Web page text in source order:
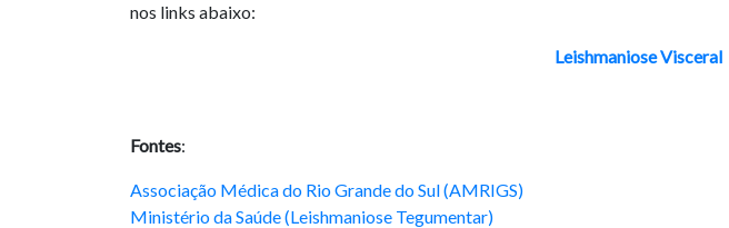
nos links abaixo:
Leishmaniose Visceral
Fontes:
Associação Médica do Rio Grande do Sul (AMRIGS)
Ministério da Saúde (Leishmaniose Tegumentar)